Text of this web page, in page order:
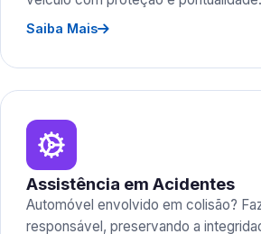
Saiba Mais
Assistência em Acidentes
Automóvel envolvido em colisão?
responsável, preservando a